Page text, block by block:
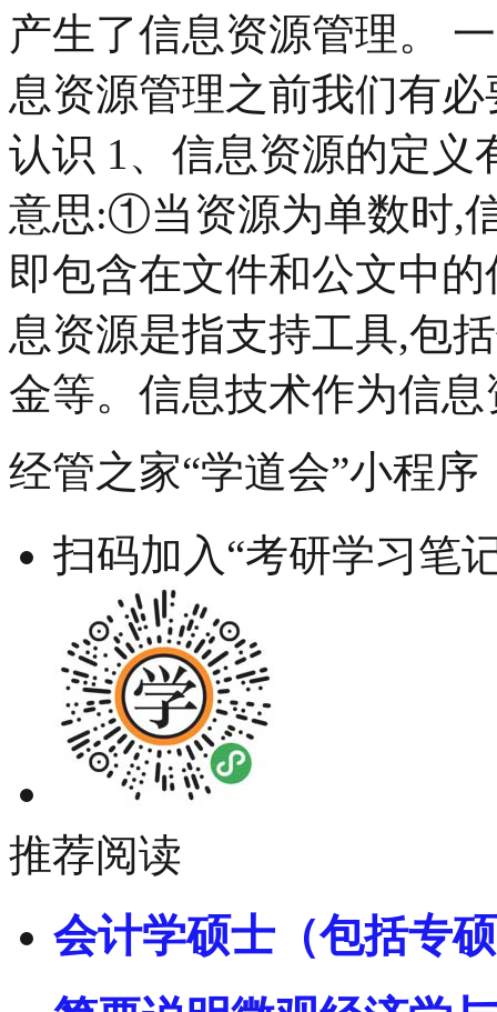
产生了信息资源管理。
息资源管理之前我们有
认识 1、信息资源的定义
意思:①当资源为单数时,
即包含在文件和公文中
息资源是指支持工具,包
金等。信息技术作为信
经管之家“学道会”小程序
扫码加入“考研学习笔
推荐阅读
会计学硕士（包括专